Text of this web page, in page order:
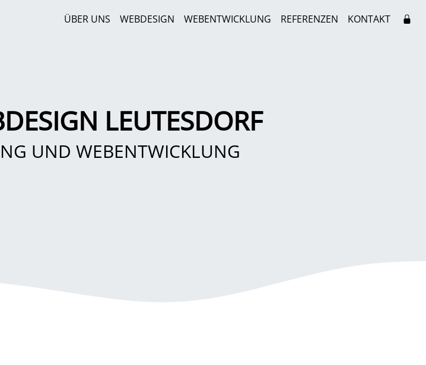
ÜBER UNS WEBDESIGN WEBENTWICKLUNG REFERENZEN KONTAKT
LEUTESDORF
UND WEBENTWICKLUNG